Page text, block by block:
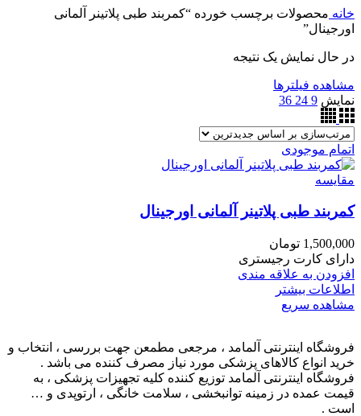
خانه محصولات برچسب خورده “کمربند طبی پلاتینر آلمانی
اورجینال”
در حال نمایش یک نتیجه
مشاهده فیلترها
نمایش 9
24
36
اتمام موجودی
مقایسه
کمربند طبی پلاتینر آلمانی اورجینال
1,500,000 تومان
دارای کارت رجیستری
افزودن به علاقه مندی
اطلاعات بیشتر
مشاهده سریع
فروشگاه اینترنتی آلمامد ، مرجعی مطمعن جهت بررسی ، انتخاب و
خرید انواع کالاهای پزشکی مورد نیاز مصرف کننده می باشد .
فروشگاه اینترنتی آلمامد توزیع کننده کلیه تجهیزات پزشکی ، به
قیمت عمده در زمینه توانبخشی ، سلامت خانگی ، ارتوپدی و …
است .